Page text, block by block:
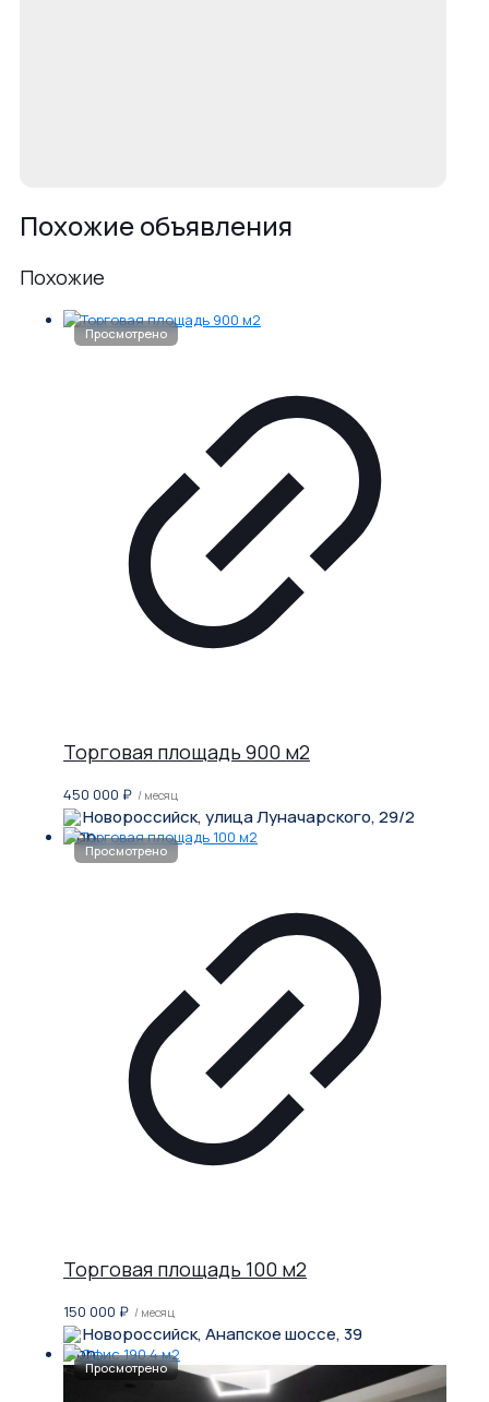
Похожие объявления
Похожие
Торговая площадь 900 м2
450 000 ₽ / месяц
Новороссийск, улица Луначарского, 29/2
Торговая площадь 100 м2
150 000 ₽ / месяц
Новороссийск, Анапское шоссе, 39